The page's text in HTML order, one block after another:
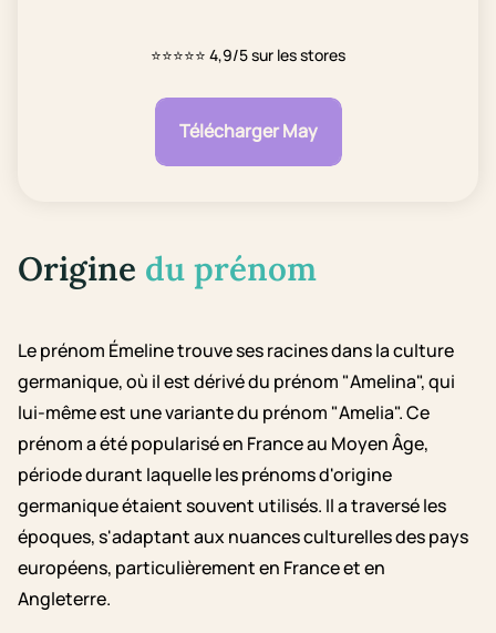
⭐⭐⭐⭐⭐ 4,9/5 sur les stores
Télécharger May
Origine du prénom
Le prénom Émeline trouve ses racines dans la culture
germanique, où il est dérivé du prénom "Amelina", qui
lui-même est une variante du prénom "Amelia". Ce
prénom a été popularisé en France au Moyen Âge,
période durant laquelle les prénoms d'origine
germanique étaient souvent utilisés. Il a traversé les
époques, s'adaptant aux nuances culturelles des pays
européens, particulièrement en France et en
Angleterre.